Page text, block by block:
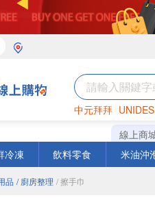
中元拜拜
巧克力 罐頭
線上商
冷凍 飲料零食 米油沖
品 / 廚房整理 / 擦手巾